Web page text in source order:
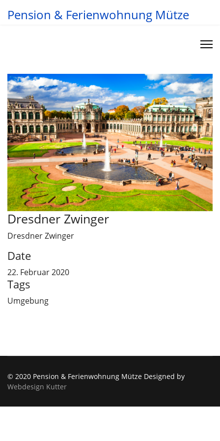
Pension & Ferienwohnung Mütze
Dresdner Zwinger
Dresdner Zwinger
Date
22. Februar 2020
Tags
Umgebung
© 2020 Pension & Ferienwohnung Mütze Designed by
Webdesign Kutter